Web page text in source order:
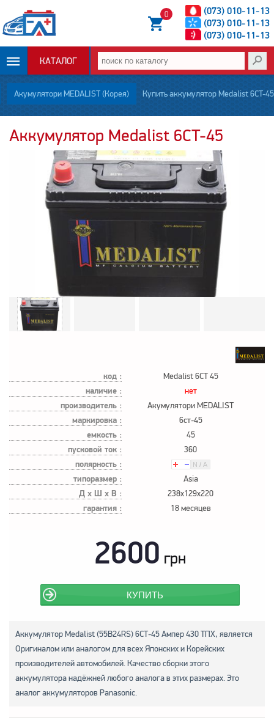
(073) 010-11-13
(073) 010-11-13
(073) 010-11-13
0
КАТАЛОГ
ОПЛАТА И
ДОСТАВКА
КОНТАКТЫ
Акумулятори MEDALIST (Корея) Купить аккумулятор Medalist 6CT-45
Аккумулятор Medalist 6CT-45
код : Medalist 6CT 45
наличие : нет
производитель : Акумулятори MEDALIST
маркировка : 6ст-45
емкость : 45
пусковой ток : 360
полярность :
типоразмер :
Asia
Д х Ш х В : 238x129x220
гарантия : 18 месяцев
2600 грн
КУПИТЬ
Аккумулятор Medalist (55B24RS) 6СТ-45 Ампер 430 ТПХ, является
Оригиналом или аналогом для всех Японских и Корейских
производителей автомобилей. Качество сборки этого
аккумулятора надёжней любого аналога в этих размерах. Это
аналог аккумуляторов Panasonic.